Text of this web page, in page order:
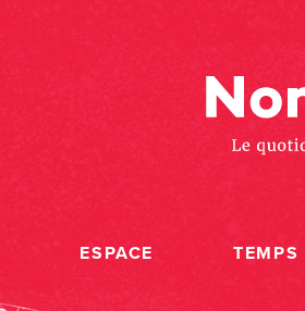
ESPACE TEMPS